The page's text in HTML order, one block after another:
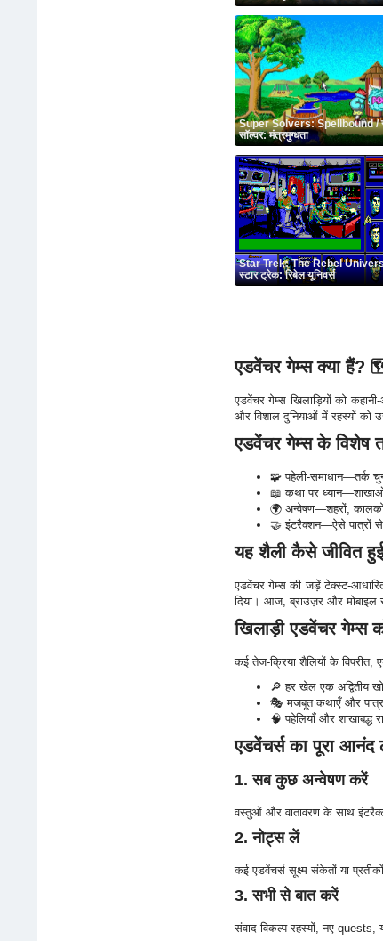
Super Solvers: Spellbound /
सॉल्वर: मंत्रमुग्धता
Star Trek: The Rebel
स्टार ट्रेक: रिबेल यूनिवर्स
एडवेंचर गेम्स क्या हैं?
एडवेंचर गेम्स खिलाड़ियों को
और विशाल दुनियाओं में रहस्यों को
एडवेंचर गेम्स के विशेष
🧩 पहेली-समाधान—तर्क
📖 कथा पर ध्यान—शाखाओं
🌍 अन्वेषण—शहरों,
🤝 इंटरैक्शन—ऐसे पात्रों से
यह शैली कैसे जीवित
एडवेंचर गेम्स की जड़ें टेक्स्ट-
दिया। आज, ब्राउज़र और मोबाइल
खिलाड़ी एडवेंचर गेम्स
कई तेज-क्रिया शैलियों के
🔎 हर खेल एक अद्वितीय
🎭 मजबूत कथाएँ और पात्र
🧠 पहेलियाँ और शाखाबद्ध
एडवेंचर्स का पूरा आनंद
1. सब कुछ अन्वेषण करें
वस्तुओं और वातावरण के साथ
2. नोट्स लें
कई एडवेंचर्स सूक्ष्म संकेतों या
3. सभी से बात करें
संवाद विकल्प रहस्यों, नए